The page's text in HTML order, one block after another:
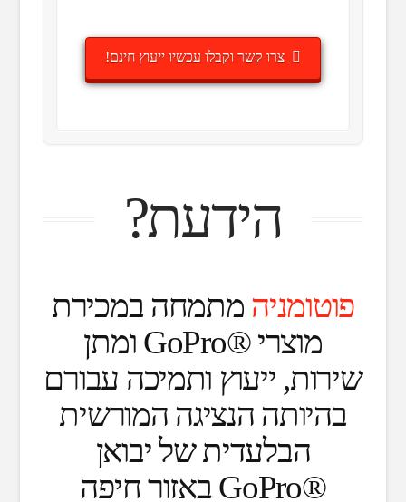
צרו קשר וקבלו עכשיו ייעוץ חינם!
הידעת?
פוטומניה מתמחה במכירת
מוצרי ®GoPro ומתן
שירות, ייעוץ ותמיכה עבורם
בהיותה הנציגה המורשית
הבלעדית של יבואן
®GoPro באזור חיפה